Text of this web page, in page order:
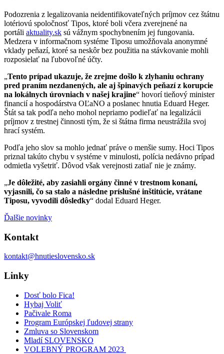
Podozrenia z legalizovania neidentifikovateľných príjmov cez štátnu
lotériovú spoločnosť Tipos, ktoré boli včera zverejnené na
portáli aktuality.sk sú vážnym spochybnením jej fungovania.
Medzera v informačnom systéme Tiposu umožňovala anonymné
vklady peňazí, ktoré sa neskôr bez použitia na stávkovanie mohli
rozposielať na ľubovoľné účty.
„Tento prípad ukazuje, že zrejme došlo k zlyhaniu ochrany
pred praním nezdanených, ale aj špinavých peňazí z korupcie
na lokálnych úrovniach v našej krajine“ hovorí tieňový minister
financií a hospodárstva OĽaNO a poslanec hnutia Eduard Heger.
Štát sa tak podľa neho mohol nepriamo podieľať na legalizácii
príjmov z trestnej činnosti tým, že si štátna firma neustrážila svoj
hrací systém.
Podľa jeho slov sa mohlo jednať práve o menšie sumy. Hoci Tipos
priznal takúto chybu v systéme v minulosti, polícia nedávno prípad
odmietla vyšetriť. Dôvod však verejnosti zatiaľ nie je známy.
„Je dôležité, aby zasiahli orgány činné v trestnom konaní,
vyjasnili, čo sa stalo a následne príslušné inštitúcie, vrátane
Tiposu, vyvodili dôsledky“ dodal Eduard Heger.
Ďalšie novinky
Kontakt
kontakt@hnutieslovensko.sk
Linky
Dosť bolo Fica!
Hybaj Voliť
Pačivale Roma
Program Európskej ľudovej strany
Zmluva so Slovenskom
Mladí SLOVENSKO
VOLEBNÝ PROGRAM 2023